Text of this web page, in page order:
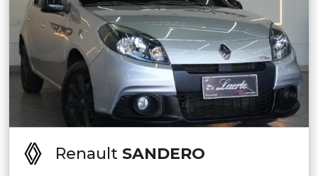
Renault SANDERO